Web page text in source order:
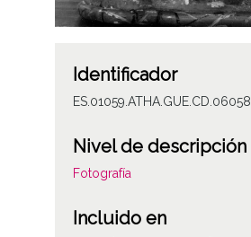
Identificador
ES.01059.ATHA.GUE.CD.06058
Nivel de descripción
Fotografía
Incluido en